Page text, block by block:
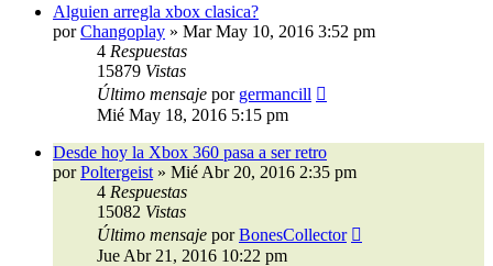
Alguien arregla xbox clasica?
porChangoplay » Mar May 10, 2016 3:52 pm
4 Respuestas
15879 Vistas
Último mensaje por germancill
Mié May 18, 2016 5:15 pm
Desde hoy la Xbox 360 pasa a ser retro
porPoltergeist » Mié Abr 20, 2016 2:35 pm
4 Respuestas
15082 Vistas
Último mensaje porBonesCollector
Jue Abr 21, 2016 10:22 pm